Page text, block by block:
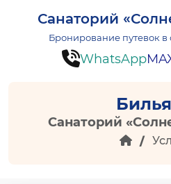
Санаторий
Бронирование путевок в
WhatsApp
Санаторий